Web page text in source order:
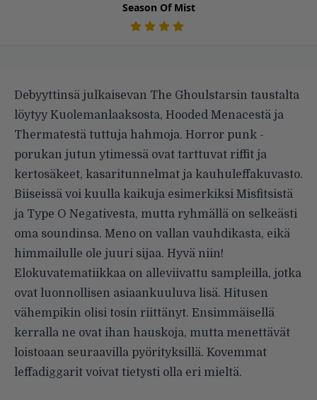
Season Of Mist
Debyyttinsä julkaisevan The Ghoulstarsin taustalta
löytyy Kuolemanlaaksosta, Hooded Menacestä ja
Thermatestä tuttuja hahmoja. Horror punk -
porukan jutun ytimessä ovat tarttuvat riffit ja
kertosäkeet, kasaritunnelmat ja kauhuleffakuvasto.
Biiseissä voi kuulla kaikuja esimerkiksi Misfitsistä
ja Type O Nega­tivesta, mutta ryhmällä on selkeästi
oma soundinsa. Meno on vallan vauhdikasta, eikä
himmailulle ole juuri sijaa. Hyvä niin!
Elokuvatematiikkaa on alleviivattu sampleilla, jotka
ovat luonnolli­sen asiaankuuluva lisä. Hitusen
vähempikin olisi tosin riittänyt. Ensim­mäisellä
kerralla ne ovat ihan hauskoja, mutta menettävät
loistoaan seuraavilla pyörityksillä. Kovemmat
leffadiggarit voivat tietysti olla eri mieltä.